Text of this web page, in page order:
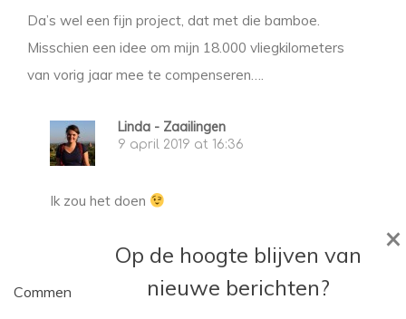
Da’s wel een fijn project, dat met die bamboe.
Misschien een idee om mijn 18.000 vliegkilometers
van vorig jaar mee te compenseren….
Linda - Zaailingen
9 april 2019 at 16:36
Ik zou het doen
Comments are closed.
Op de hoogte blijven van
nieuwe berichten?
×